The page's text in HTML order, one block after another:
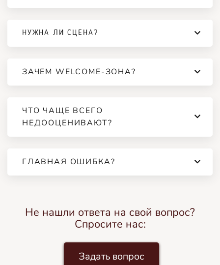
НУЖНА ЛИ СЦЕНА?
ЗАЧЕМ WELCOME-ЗОНА?
ЧТО ЧАЩЕ ВСЕГО
НЕДООЦЕНИВАЮТ?
ГЛАВНАЯ ОШИБКА?
Не нашли ответа на свой вопрос?
Спросите нас:
Задать вопрос